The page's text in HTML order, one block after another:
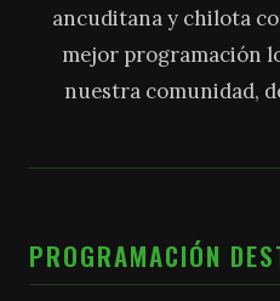
ancuditana y chilota
mejor programación
nuestra comunidad,
PROGRAMACIÓN